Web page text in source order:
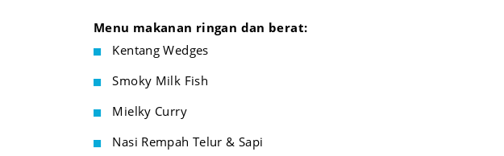
Menu makanan ringan dan berat:
Kentang Wedges
Smoky Milk Fish
Mielky Curry
Nasi Rempah Telur & Sapi